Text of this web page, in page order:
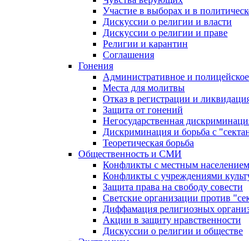
Участие в выборах и в
Дискуссии о религии и власти
Дискуссии о религии и праве
Религии и карантин
Соглашения
Гонения
Административное и
Места для молитвы
Отказ в регистрации и
Защита от гонений
Негосударственная
Дискриминация и борьба с
Теоретическая борьба
Общественность и СМИ
Конфликты с местным
Конфликты с учреждениями
Защита права на свободу совести
Светские организации против
Диффамация религиозных
Акции в защиту нравственности
Дискуссии о религии и обществе